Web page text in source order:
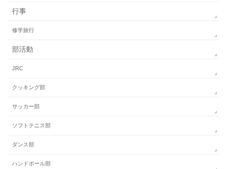
行事
修学旅行
部活動
JRC
クッキング部
サッカー部
ソフトテニス部
ダンス部
ハンドボール部